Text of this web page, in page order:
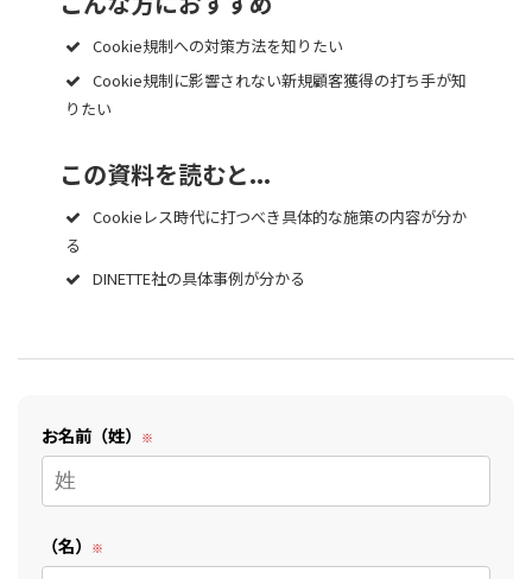
Cookie規制への対策方法を知りたい
Cookie規制に影響されない新規顧客獲得の打ち手が知
りたい
この資料を読むと...
Cookieレス時代に打つべき具体的な施策の内容が分か
る
DINETTE社の具体事例が分かる
お名前（姓）
（名）